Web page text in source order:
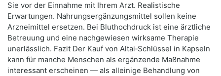
Sie vor der Einnahme mit Ihrem Arzt. Realistische
Erwartungen. Nahrungsergänzungsmittel sollen keine
Arzneimittel ersetzen. Bei Bluthochdruck ist eine ärztliche
Betreuung und eine nachgewiesen wirksame Therapie
unerlässlich. Fazit Der Kauf von Altai‑Schlüssel in Kapseln
kann für manche Menschen als ergänzende Maßnahme
interessant erscheinen — als alleinige Behandlung von